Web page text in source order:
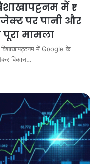
में ₹1
पर पानी और
पूरा मामला
में Google के
विकास…